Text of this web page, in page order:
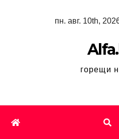
пн. авг. 10th,
горещи